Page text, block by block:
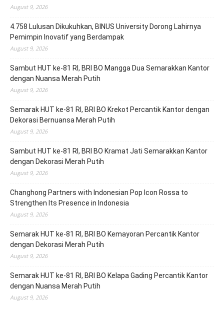
August 9, 2026
4.758 Lulusan Dikukuhkan, BINUS University Dorong Lahirnya
Pemimpin Inovatif yang Berdampak
August 9, 2026
Sambut HUT ke-81 RI, BRI BO Mangga Dua Semarakkan Kantor
dengan Nuansa Merah Putih
August 9, 2026
Semarak HUT ke-81 RI, BRI BO Krekot Percantik Kantor dengan
Dekorasi Bernuansa Merah Putih
August 9, 2026
Sambut HUT ke-81 RI, BRI BO Kramat Jati Semarakkan Kantor
dengan Dekorasi Merah Putih
August 9, 2026
Changhong Partners with Indonesian Pop Icon Rossa to
Strengthen Its Presence in Indonesia
August 9, 2026
Semarak HUT ke-81 RI, BRI BO Kemayoran Percantik Kantor
dengan Dekorasi Merah Putih
August 9, 2026
Semarak HUT ke-81 RI, BRI BO Kelapa Gading Percantik Kantor
dengan Nuansa Merah Putih
August 9, 2026